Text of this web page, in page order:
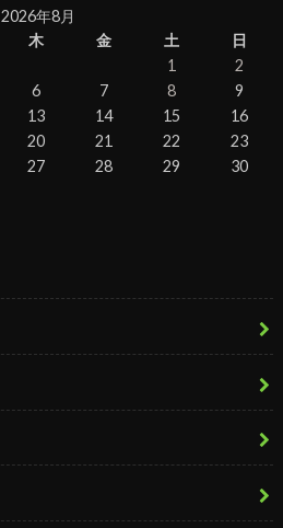
2026年8月
木 金 土
日
1
2
6 7 8
9
13 14 15
16
20 21 22
23
27 28 29
30